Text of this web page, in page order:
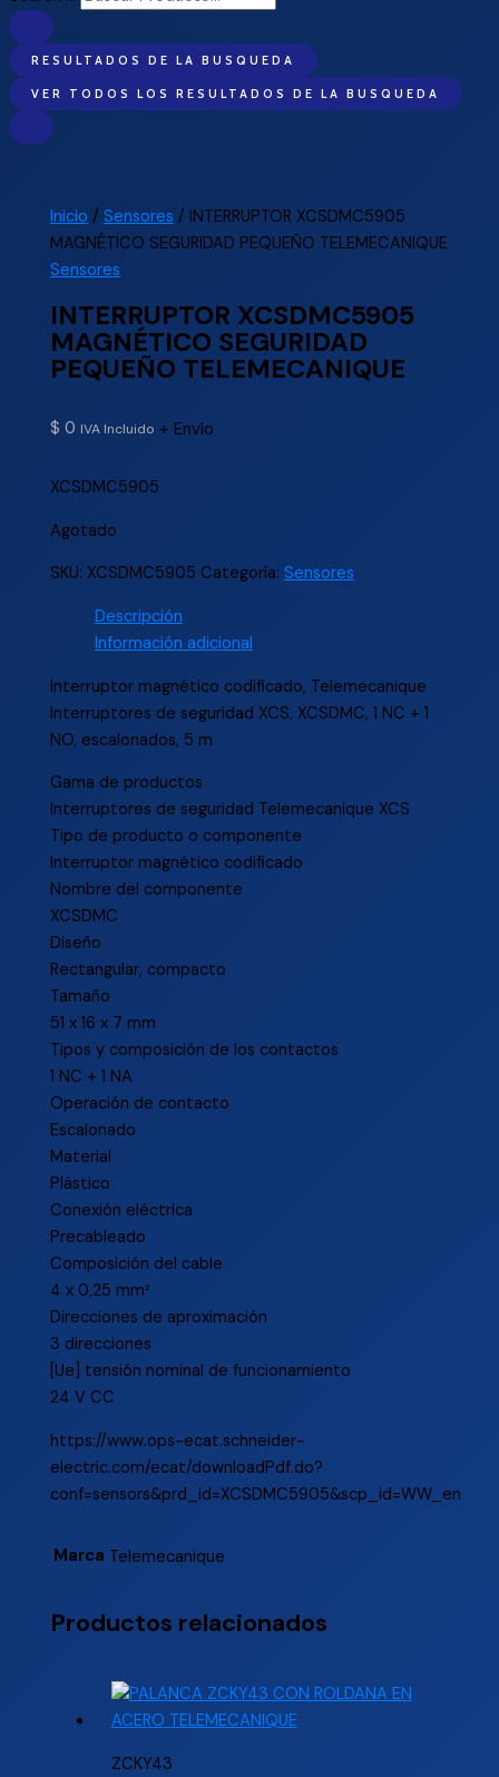
RESULTADOS DE LA BUSQUEDA
VER TODOS LOS RESULTADOS DE LA BUSQUEDA
Inicio /Sensores / INTERRUPTOR XCSDMC5905
MAGNÉTICO SEGURIDAD PEQUEÑO TELEMECANIQUE
Sensores
INTERRUPTOR XCSDMC5905
MAGNÉTICO SEGURIDAD
PEQUEÑO TELEMECANIQUE
$ 0 IVA Incluido + Envío
XCSDMC5905
Agotado
SKU: XCSDMC5905 Categoría:Sensores
Descripción
Información adicional
Interruptor magnético codificado, Telemecanique
Interruptores de seguridad XCS, XCSDMC, 1 NC + 1
NO, escalonados, 5 m
Gama de productos
Interruptores de seguridad Telemecanique XCS
Tipo de producto o componente
Interruptor magnético codificado
Nombre del componente
XCSDMC
Diseño
Rectangular, compacto
Tamaño
51 x 16 x 7 mm
Tipos y composición de los contactos
1 NC + 1 NA
Operación de contacto
Escalonado
Material
Plástico
Conexión eléctrica
Precableado
Composición del cable
4 x 0,25 mm²
Direcciones de aproximación
3 direcciones
[Ue] tensión nominal de funcionamiento
24 V CC
https://www.ops-ecat.schneider-
electric.com/ecat/downloadPdf.do?
conf=sensors&prd_id=XCSDMC5905&scp_id=WW_en
Marca Telemecanique
Productos relacionados
ZCKY43